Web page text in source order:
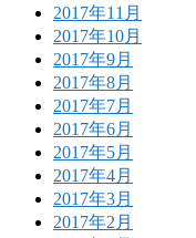
2017年11月
2017年10月
2017年9月
2017年8月
2017年7月
2017年6月
2017年5月
2017年4月
2017年3月
2017年2月